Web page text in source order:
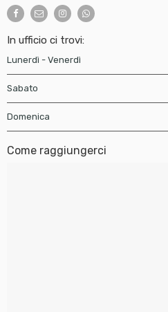
In ufficio ci trovi:
Lunerdì - Venerdì
Sabato
Domenica
Come raggiungerci